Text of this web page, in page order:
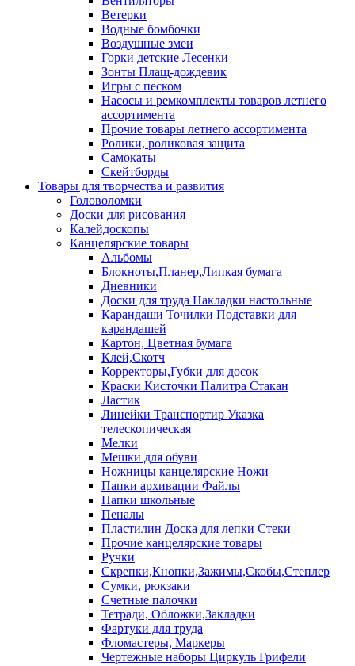
Ветерки
Водные бомбочки
Воздушные змеи
Горки детские Лесенки
Зонты Плащ-дождевик
Игры с песком
Насосы и ремкомплекты товаров летнего
ассортимента
Прочие товары летнего ассортимента
Ролики, роликовая защита
Самокаты
Скейтборды
Товары для творчества и развития
Головоломки
Доски для рисования
Калейдоскопы
Канцелярские товары
Альбомы
Блокноты,Планер,Липкая бумага
Дневники
Доски для труда Накладки настольные
Карандаши Точилки Подставки для
карандашей
Картон, Цветная бумага
Клей,Скотч
Корректоры,Губки для досок
Краски Кисточки Палитра Стакан
Ластик
Линейки Транспортир Указка
телескопическая
Мелки
Мешки для обуви
Ножницы канцелярские Ножи
Папки архивации Файлы
Папки школьные
Пеналы
Пластилин Доска для лепки Стеки
Прочие канцелярские товары
Ручки
Скрепки,Кнопки,Зажимы,Скобы,Степлер
Сумки, рюкзаки
Счетные палочки
Тетради, Обложки,Закладки
Фартуки для труда
Фломастеры, Маркеры
Чертежные наборы Циркуль Грифели